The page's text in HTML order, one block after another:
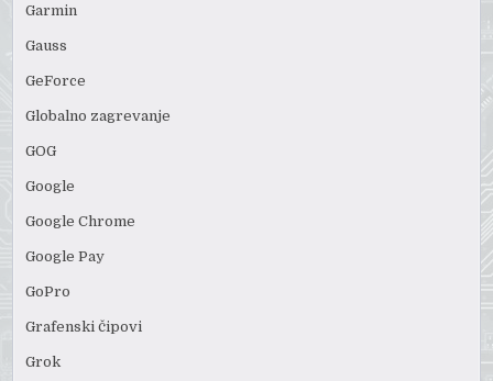
Garmin
Gauss
GeForce
Globalno zagrevanje
GOG
Google
Google Chrome
Google Pay
GoPro
Grafenski čipovi
Grok